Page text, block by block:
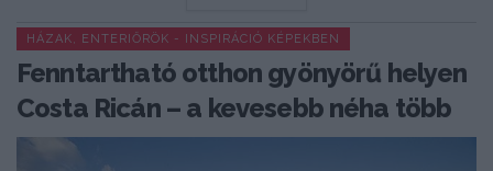
HÁZAK, ENTERIŐRÖK - INSPIRÁCIÓ KÉPEKBEN
Fenntartható otthon gyönyörű helyen
Costa Ricán – a kevesebb néha több